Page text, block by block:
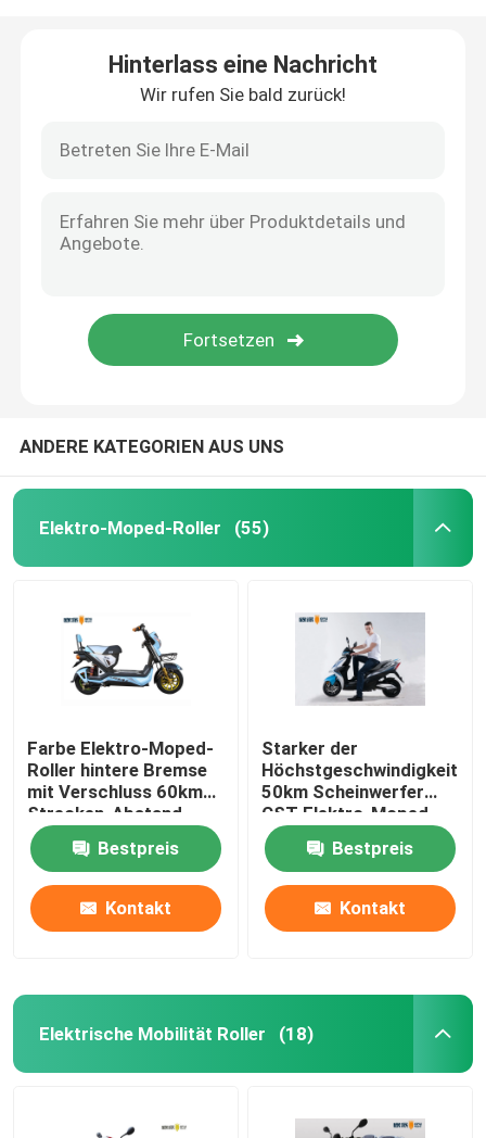
Hinterlass eine Nachricht
Wir rufen Sie bald zurück!
ANDERE KATEGORIEN AUS UNS
Elektro-Moped-Roller (55)
Farbe Elektro-Moped-
Roller hintere Bremse
mit Verschluss 60km
Strecken-Abstand
Bestpreis
Kontakt
Starker der
Höchstgeschwindigkeits-
50km Scheinwerfer
CST Elektro-Moped-
Roller-des Doppelt-
LED schlauchlos
Bestpreis
Kontakt
Elektrische Mobilität Roller (18)